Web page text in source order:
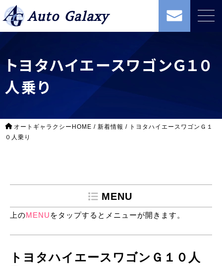
Auto Galaxy
トヨタハイエースワゴンＧ１０
人乗り
オートギャラクシーHOME / 新着情報 / トヨタハイエースワゴンＧ１
０人乗り
MENU
上のMENU をタップするとメニューが開きます。
トヨタハイエースワゴンＧ１０人